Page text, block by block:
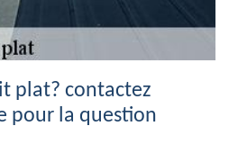
plat? contactez
pour la question